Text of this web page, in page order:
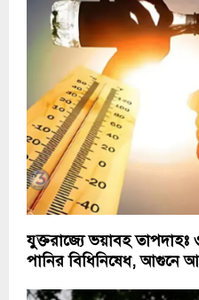
যুক্তরাজ্যে ভয়াবহ তাপদাহঃ
পানির বিধিনিষেধ, আগুনে